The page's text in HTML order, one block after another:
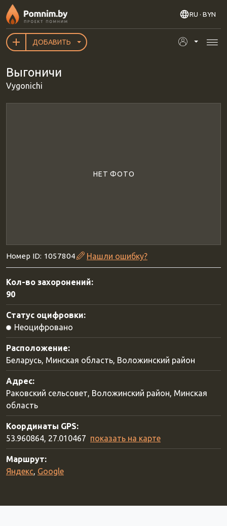
Перейти к основному содержанию
RU · BYN
ДОБАВИТЬ
Выгоничи
Vygonichi
НЕТ ФОТО
Номер ID: 1057804 Нашли ошибку?
Кол-во захоронений:
90
Статус оцифровки:
Неоцифровано
Расположение:
Беларусь, Минская область, Воложинский район
Адрес:
Раковский сельсовет, Воложинский район, Минская
область
Координаты GPS:
53.960864, 27.010467 показать на карте
Маршрут:
Яндекс, Google